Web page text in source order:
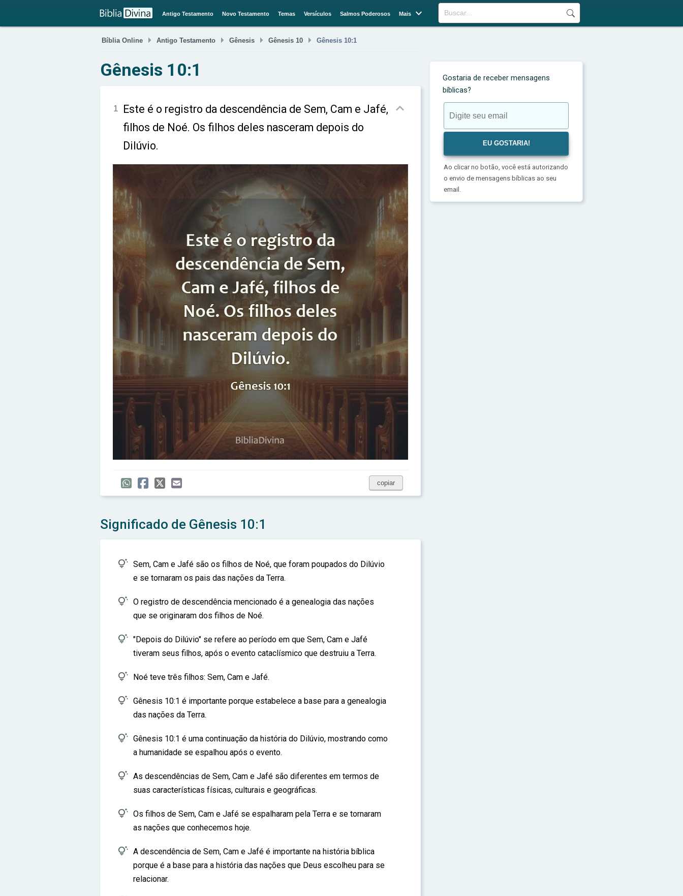
Buscar
Antigo Testamento Novo Testamento Temas Versículos Salmos Poderosos Mais 
Bíblia Online  Antigo Testamento  Gênesis  Gênesis 10  Gênesis 10:1
Gênesis 10:1
1 Este é o registro da descendência de Sem, Cam e Jafé,
filhos de Noé. Os filhos deles nasceram depois do
Dilúvio.

copiar
Significado de Gênesis 10:1
 Sem, Cam e Jafé são os filhos de Noé, que foram poupados do Dilúvio
e se tornaram os pais das nações da Terra.
 O registro de descendência mencionado é a genealogia das nações
que se originaram dos filhos de Noé.
 "Depois do Dilúvio" se refere ao período em que Sem, Cam e Jafé
tiveram seus filhos, após o evento cataclísmico que destruiu a Terra.
 Noé teve três filhos: Sem, Cam e Jafé.
 Gênesis 10:1 é importante porque estabelece a base para a genealogia
das nações da Terra.
 Gênesis 10:1 é uma continuação da história do Dilúvio, mostrando como
a humanidade se espalhou após o evento.
 As descendências de Sem, Cam e Jafé são diferentes em termos de
suas características físicas, culturais e geográficas.
 Os filhos de Sem, Cam e Jafé se espalharam pela Terra e se tornaram
as nações que conhecemos hoje.
 A descendência de Sem, Cam e Jafé é importante na história bíblica
porque é a base para a história das nações que Deus escolheu para se
relacionar.
Gostaria de receber mensagens
bíblicas?
Ao clicar no botão, você está autorizando
o envio de mensagens bíblicas ao seu
email.